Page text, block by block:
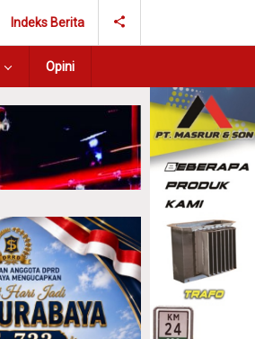
Indeks Berita
Opini